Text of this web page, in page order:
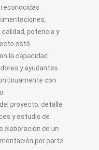
potencia y
está
la capacidad
y ayudantes
con
proyecto, detalle
y estudio de
elaboración de un
por parte